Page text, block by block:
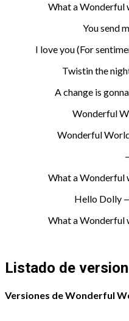
What a Wonderful
You send
I love you (For
Twistin the
A change is
Wonderful
Wonderful
What a Wonderful
Hello Dolly
What a Wonderful
Listado de
Versiones de Wonderful